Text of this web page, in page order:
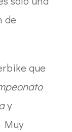
de
que
y
Muy